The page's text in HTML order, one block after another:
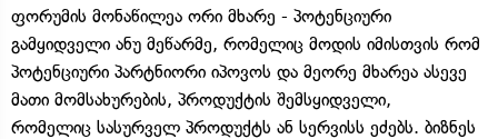
ფორუმის მონაწილეა ორი მხარე - პოტენციური
გამყიდველი ანუ მეწარმე, რომელიც მოდის იმისთვის რომ
პოტენციური პარტნიორი იპოვოს და მეორე მხარეა ასევე
მათი მომსახურების, პროდუქტის შემსყიდველი,
რომელიც სასურველ პროდუქტს ან სერვისს ეძებს. ბიზნეს